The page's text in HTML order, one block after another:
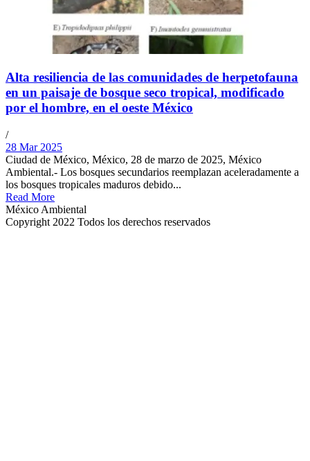
Alta resiliencia de las comunidades de herpetofauna
en un paisaje de bosque seco tropical, modificado
por el hombre, en el oeste México
/
28 Mar 2025
Ciudad de México, México, 28 de marzo de 2025, México
Ambiental.- Los bosques secundarios reemplazan aceleradamente a
los bosques tropicales maduros debido...
Read More
México Ambiental
Copyright 2022 Todos los derechos reservados